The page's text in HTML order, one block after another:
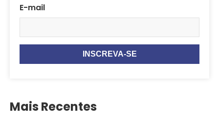
E-mail
Mais Recentes